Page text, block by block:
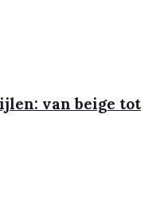
van beige tot